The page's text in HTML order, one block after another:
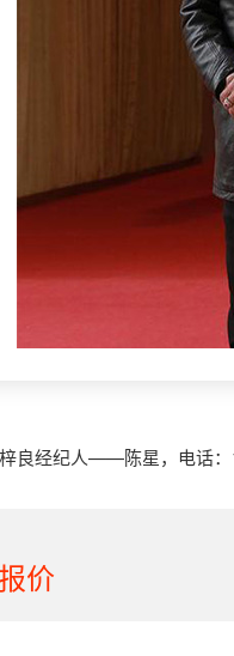
良经纪人——陈星，电话
价